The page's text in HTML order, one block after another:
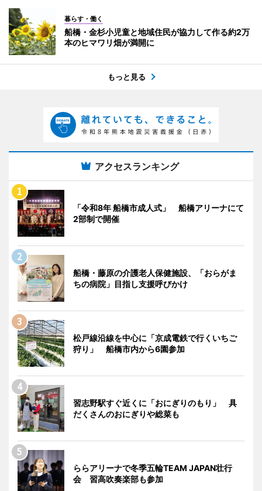
暮らす・働く
船橋・金杉小児童と地域住民が協力して作る約2万
本のヒマワリ畑が満開に
もっと見る
アクセスランキング
「令和8年 船橋市成人式」 船橋アリーナにて
2部制で開催
船橋・藤原の介護老人保健施設、「おらがま
ちの病院」目指し支援呼びかけ
松戸線沿線を中心に「京成電鉄で行くいちご
狩り」 船橋市内から6園参加
習志野駅すぐ近くに「おにぎりのもり」 具
だくさんのおにぎりや総菜も
ららアリーナで冬季五輪TEAM JAPAN壮行
会 習高吹奏楽部も参加